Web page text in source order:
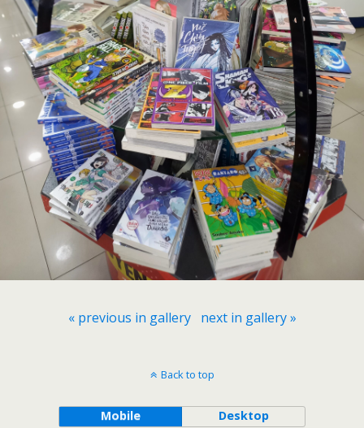
« previous in gallery next in gallery »
Back to top
Mobile Desktop